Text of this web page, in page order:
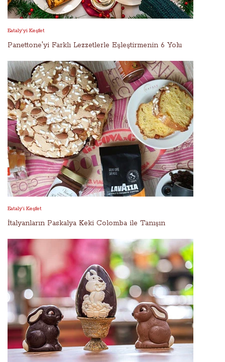
Eataly’yi Keşfet
Panettone'yi Farklı Lezzetlerle Eşleştirmenin 6 Yolu
Eataly’i Keşfet
İtalyanların Paskalya Keki Colomba ile Tanışın